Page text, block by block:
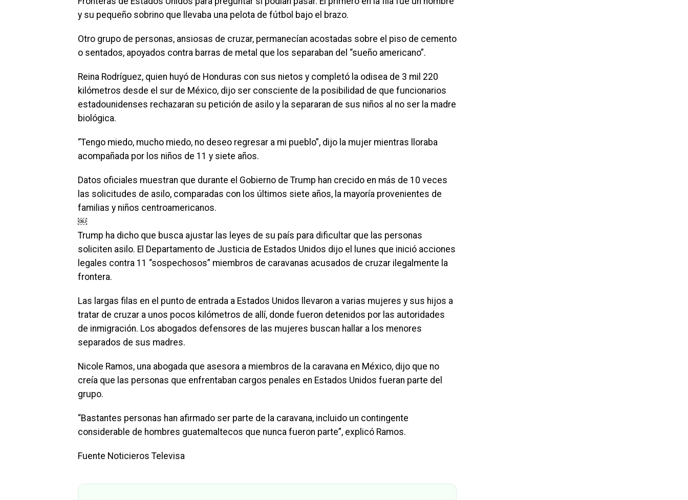
y su pequeño sobrino que llevaba una pelota de fútbol bajo el brazo.
Otro grupo de personas, ansiosas de cruzar, permanecían acostadas sobre el piso de cemento
o sentados, apoyados contra barras de metal que los separaban del “sueño americano”.
Reina Rodríguez, quien huyó de Honduras con sus nietos y completó la odisea de 3 mil 220
kilómetros desde el sur de México, dijo ser consciente de la posibilidad de que funcionarios
estadounidenses rechazaran su petición de asilo y la separaran de sus niños al no ser la madre
biológica.
“Tengo miedo, mucho miedo, no deseo regresar a mi pueblo”, dijo la mujer mientras lloraba
acompañada por los niños de 11 y siete años.
Datos oficiales muestran que durante el Gobierno de Trump han crecido en más de 10 veces
las solicitudes de asilo, comparadas con los últimos siete años, la mayoría provenientes de
familias y niños centroamericanos.
￼
Trump ha dicho que busca ajustar las leyes de su país para dificultar que las personas
soliciten asilo. El Departamento de Justicia de Estados Unidos dijo el lunes que inició acciones
legales contra 11 “sospechosos” miembros de caravanas acusados de cruzar ilegalmente la
frontera.
Las largas filas en el punto de entrada a Estados Unidos llevaron a varias mujeres y sus hijos a
tratar de cruzar a unos pocos kilómetros de allí, donde fueron detenidos por las autoridades
de inmigración. Los abogados defensores de las mujeres buscan hallar a los menores
separados de sus madres.
Nicole Ramos, una abogada que asesora a miembros de la caravana en México, dijo que no
creía que las personas que enfrentaban cargos penales en Estados Unidos fueran parte del
grupo.
“Bastantes personas han afirmado ser parte de la caravana, incluido un contingente
considerable de hombres guatemaltecos que nunca fueron parte”, explicó Ramos.
Fuente Noticieros Televisa